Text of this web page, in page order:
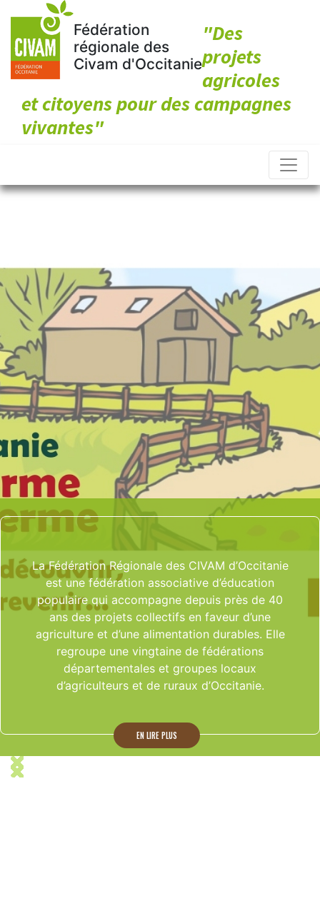
Fédération
régionale des
Civam d'Occitanie
Des
projets
agricoles
et citoyens pour des campagnes
vivantes
La Fédération Régionale des CIVAM d’Occitanie
est une fédération associative d’éducation
populaire qui accompagne depuis près de 40
ans des projets collectifs en faveur d’une
agriculture et d’une alimentation durables. Elle
regroupe une vingtaine de fédérations
départementales et groupes locaux
d’agriculteurs et de ruraux d’Occitanie.
EN LIRE PLUS